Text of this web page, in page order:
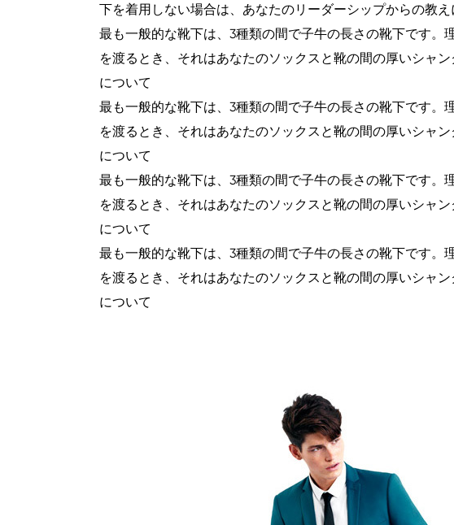
下を着用しない場合は、あなたのリーダーシップからの教
最も一般的な靴下は、3種類の間で子牛の長さの靴下です。
を渡るとき、それはあなたのソックスと靴の間の厚いシャ
について
最も一般的な靴下は、3種類の間で子牛の長さの靴下です。
を渡るとき、それはあなたのソックスと靴の間の厚いシャ
について
最も一般的な靴下は、3種類の間で子牛の長さの靴下です。
を渡るとき、それはあなたのソックスと靴の間の厚いシャ
について
最も一般的な靴下は、3種類の間で子牛の長さの靴下です。
を渡るとき、それはあなたのソックスと靴の間の厚いシャ
について